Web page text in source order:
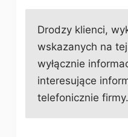
Drodzy klienci,
wskazanych na
wyłącznie
interesujące
telefonicznie firmy.